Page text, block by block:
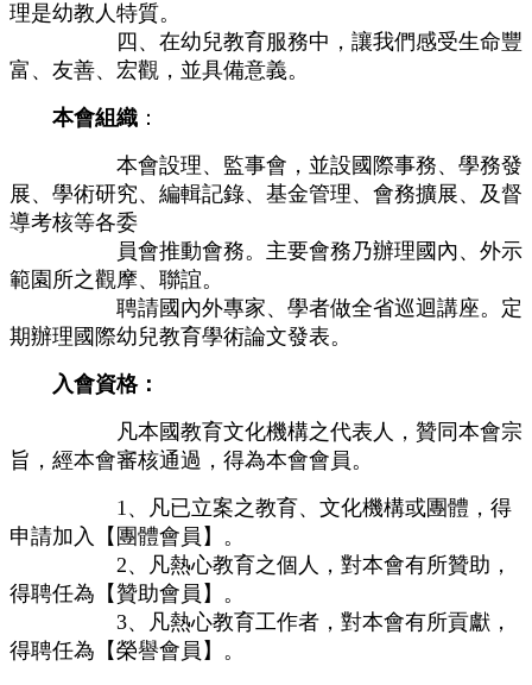
理是幼教人特質。
四、在幼兒教育服務中，讓我們感受生命豐
富、友善、宏觀，並具備意義。
本會組織 ：
本會設理、監事會，並設國際事務、學務發
展、學術研究、編輯記錄、基金管理、會務擴展、及督
導考核等各委
員會推動會務。主要會務乃辦理國內、外示
範園所之觀摩、聯誼。
聘請國內外專家、學者做全省巡迴講座。定
期辦理國際幼兒教育學術論文發表。
入會資格：
凡本國教育文化機構之代表人，贊同本會宗
旨，經本會審核通過，得為本會會員。
1、凡已立案之教育、文化機構或團體，得
申請加入【團體會員】。
2、凡熱心教育之個人，對本會有所贊助，
得聘任為【贊助會員】。
3、凡熱心教育工作者，對本會有所貢獻，
得聘任為【榮譽會員】。